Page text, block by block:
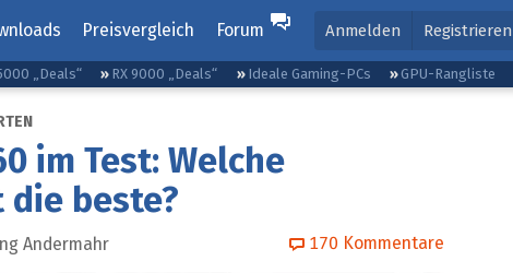
Preisvergleich Forum Anmelden Registrieren
„Deals“ RX 9000 „Deals“ Ideale Gaming-PCs GPU-Rangliste
im Test: Welche
beste?
Andermahr 170 Kommentare